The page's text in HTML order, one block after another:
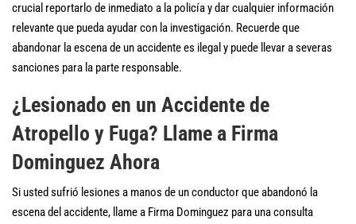
crucial reportarlo de inmediato a la policía y dar cualquier información
relevante que pueda ayudar con la investigación. Recuerde que
abandonar la escena de un accidente es ilegal y puede llevar a severas
sanciones para la parte responsable.
¿Lesionado en un Accidente de
Atropello y Fuga? Llame a Firma
Dominguez Ahora
Si usted sufrió lesiones a manos de un conductor que abandonó la
escena del accidente, llame a Firma Dominguez para una consulta